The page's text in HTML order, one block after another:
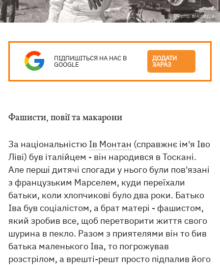
Фото: вікіпедія
ПІДПИШІТЬСЯ НА НАС В
GOOGLE
ДОДАТИ
ЗАРАЗ
Фашисти, повії та макарони
За національністю Ів Монтан (справжнє ім'я Іво
Ліві) був італійцем - він народився в Тоскані.
Але перші дитячі спогади у нього були пов'язані
з французьким Марселем, куди переїхали
батьки, коли хлопчикові було два роки. Батько
Іва був соціалістом, а брат матері - фашистом,
який зробив все, щоб перетворити життя свого
шурина в пекло. Разом з приятелями він то бив
батька маленького Іва, то погрожував
розстрілом, а врешті-решт просто підпалив його